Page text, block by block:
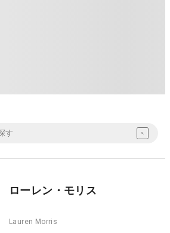
ローレン・モリス
Lauren Morris